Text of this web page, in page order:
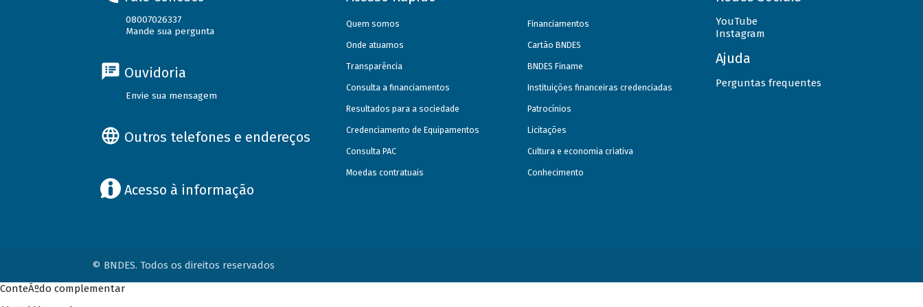
08007026337
Mande sua pergunta
Ouvidoria
Envie sua mensagem
Outros telefones e endereços
Acesso à informação
Quem somos
Onde atuamos
Transparência
Consulta a financiamentos
Resultados para a sociedade
Credenciamento de Equipamentos
Consulta PAC
Moedas contratuais
Financiamentos
Cartão BNDES
BNDES Finame
Instituições financeiras credenciadas
Patrocínios
Licitações
Cultura e economia criativa
Conhecimento
YouTube
Instagram
Ajuda
Perguntas frequentes
© BNDES. Todos os direitos reservados
ConteÃºdo complementar